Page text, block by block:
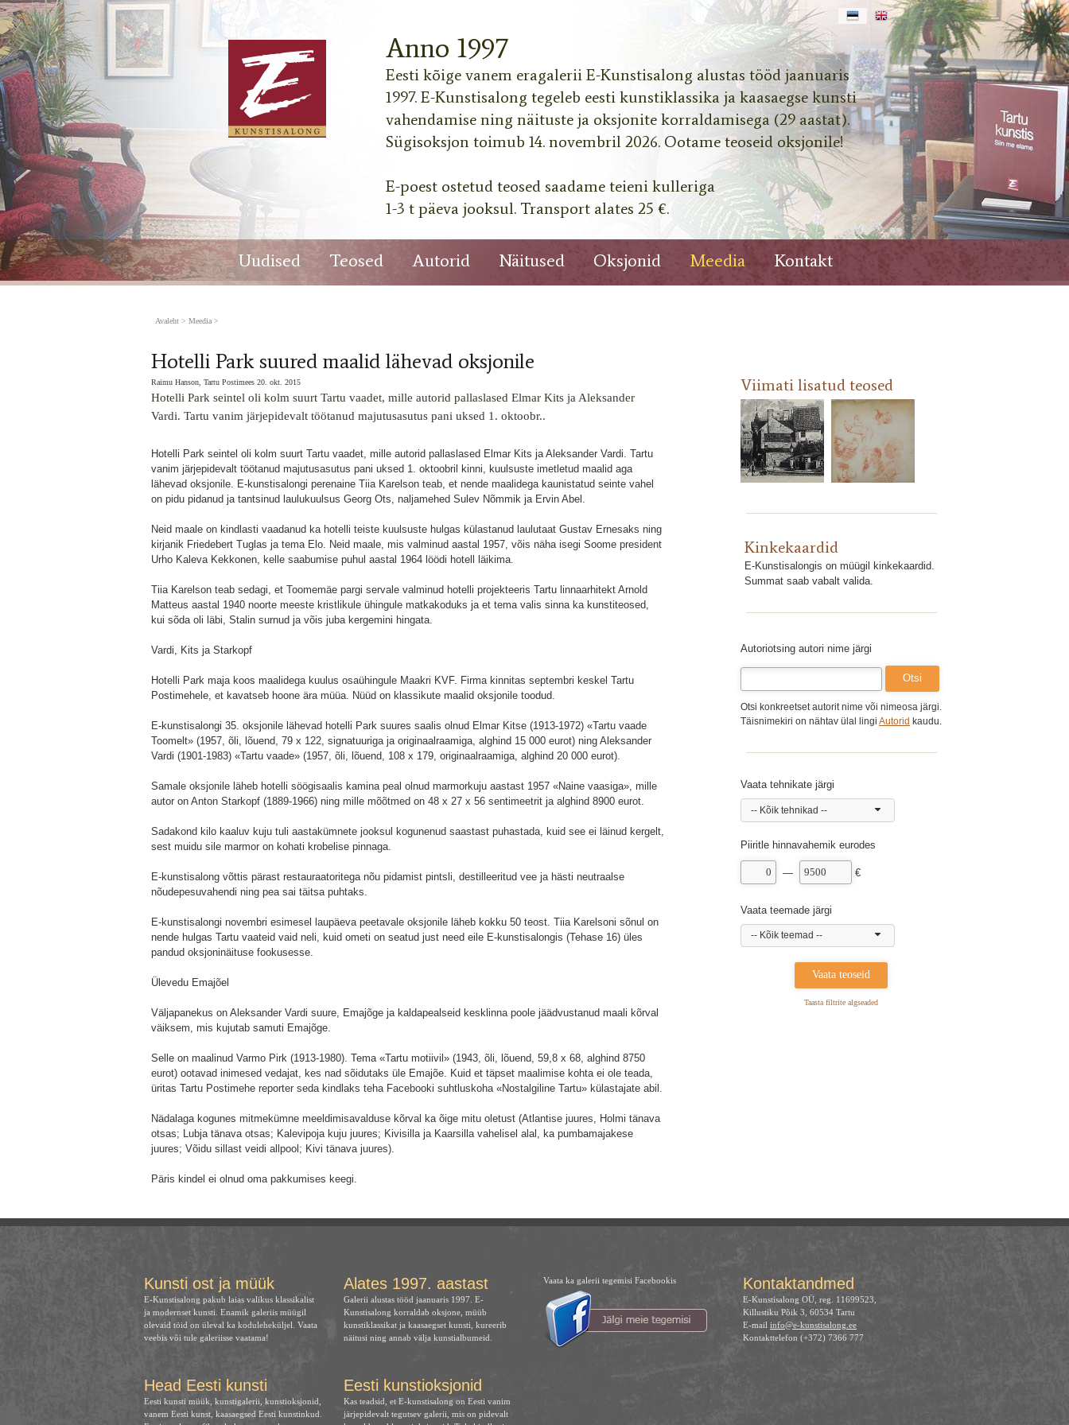
Hotelli Park suured maalid
Hotelli Park seintel oli kolm suurt Tartu vaadet, mille autorid
pallaslased Elmar Kits ja Aleksander Vardi. Tartu vanim
järjepidevalt töötanud majutusasutus pani uksed 1. oktoobr. .
Päris kindel ei olnud oma pakkumises keegi
Hotelli Park suured
maalid lähevad oksjonile
Anno 1997
Eesti kõige vanem eragalerii E-Kunstisalong alustas tööd jaanuaris
1997. E-Kunstisalong tegeleb eesti kunstiklassika ja kaasaegse kunsti
vahendamise ning näituste ja oksjonite korraldamisega (29 aastat).
Sügisoksjon toimub 14. novembril 2026. Ootame teoseid oksjonile!
E-poest ostetud teosed saadame teieni kulleriga
1-3 t päeva jooksul. Transport alates 25 €.
Uudised Teosed Autorid Näitused Oksjonid Meedia Kontakt
Avaleht > Meedia >
Hotelli Park suured maalid lähevad oksjonile
Raimu Hanson, Tartu Postimees 20. okt. 2015
Hotelli Park seintel oli kolm suurt Tartu vaadet, mille autorid pallaslased Elmar Kits ja Aleksander
Vardi. Tartu vanim järjepidevalt töötanud majutusasutus pani uksed 1. oktoobr..
Hotelli Park seintel oli kolm suurt Tartu vaadet, mille autorid pallaslased Elmar Kits ja Aleksander Vardi. Tartu
vanim järjepidevalt töötanud majutusasutus pani uksed 1. oktoobril kinni, kuulsuste imetletud maalid aga
lähevad oksjonile. E-kunstisalongi perenaine Tiia Karelson teab, et nende maalidega kaunistatud seinte vahel
on pidu pidanud ja tantsinud laulukuulsus Georg Ots, naljamehed Sulev Nõmmik ja Ervin Abel.
Neid maale on kindlasti vaadanud ka hotelli teiste kuulsuste hulgas külastanud laulutaat Gustav Ernesaks ning
kirjanik Friedebert Tuglas ja tema Elo. Neid maale, mis valminud aastal 1957, võis näha isegi Soome president
Urho Kaleva Kekkonen, kelle saabumise puhul aastal 1964 löödi hotell läikima.
Tiia Karelson teab sedagi, et Toomemäe pargi servale valminud hotelli projekteeris Tartu linnaarhitekt Arnold
Matteus aastal 1940 noorte meeste kristlikule ühingule matkakoduks ja et tema valis sinna ka kunstiteosed,
kui sõda oli läbi, Stalin surnud ja võis juba kergemini hingata.
Vardi, Kits ja Starkopf
Hotelli Park maja koos maalidega kuulus osaühingule Maakri KVF. Firma kinnitas septembri keskel Tartu
Postimehele, et kavatseb hoone ära müüa. Nüüd on klassikute maalid oksjonile toodud.
E-kunstisalongi 35. oksjonile lähevad hotelli Park suures saalis olnud Elmar Kitse (1913-1972) «Tartu vaade
Toomelt» (1957, õli, lõuend, 79 x 122, signatuuriga ja originaalraamiga, alghind 15 000 eurot) ning Aleksander
Vardi (1901-1983) «Tartu vaade» (1957, õli, lõuend, 108 x 179, originaalraamiga, alghind 20 000 eurot).
Samale oksjonile läheb hotelli söögisaalis kamina peal olnud marmorkuju aastast 1957 «Naine vaasiga», mille
autor on Anton Starkopf (1889-1966) ning mille mõõtmed on 48 x 27 x 56 sentimeetrit ja alghind 8900 eurot.
Sadakond kilo kaaluv kuju tuli aastakümnete jooksul kogunenud saastast puhastada, kuid see ei läinud kergelt,
sest muidu sile marmor on kohati krobelise pinnaga.
E-kunstisalong võttis pärast restauraatoritega nõu pidamist pintsli, destilleeritud vee ja hästi neutraalse
nõudepesuvahendi ning pea sai täitsa puhtaks.
E-kunstisalongi novembri esimesel laupäeva peetavale oksjonile läheb kokku 50 teost. Tiia Karelsoni sõnul on
nende hulgas Tartu vaateid vaid neli, kuid ometi on seatud just need eile E-kunstisalongis (Tehase 16) üles
pandud oksjoninäituse fookusesse.
Ülevedu Emajõel
Väljapanekus on Aleksander Vardi suure, Emajõge ja kaldapealseid kesklinna poole jäädvustanud maali kõrval
väiksem, mis kujutab samuti Emajõge.
Selle on maalinud Varmo Pirk (1913-1980). Tema «Tartu motiivil» (1943, õli, lõuend, 59,8 x 68, alghind 8750
eurot) ootavad inimesed vedajat, kes nad sõidutaks üle Emajõe. Kuid et täpset maalimise kohta ei ole teada,
üritas Tartu Postimehe reporter seda kindlaks teha Facebooki suhtluskoha «Nostalgiline Tartu» külastajate abil.
Nädalaga kogunes mitmekümne meeldimisavalduse kõrval ka õige mitu oletust (Atlantise juures, Holmi tänava
otsas; Lubja tänava otsas; Kalevipoja kuju juures; Kivisilla ja Kaarsilla vahelisel alal, ka pumbamajakese
juures; Võidu sillast veidi allpool; Kivi tänava juures).
Päris kindel ei olnud oma pakkumises keegi.
Viimati lisatud teosed
Kinkekaardid
E-Kunstisalongis on müügil kinkekaardid.
Summat saab vabalt valida.
Autoriotsing autori nime järgi
Otsi konkreetset autorit nime või nimeosa järgi.
Täisnimekiri on nähtav ülal lingi Autorid kaudu.
Vaata tehnikate järgi
-- Kõik tehnikad --
Piiritle hinnavahemik eurodes
— €
Vaata teemade järgi
-- Kõik teemad --
Taasta filtrite algseaded
Kunsti ost ja müük
E-Kunstisalong pakub laias valikus klassikalist
ja modernset kunsti. Enamik galeriis müügil
olevaid töid on üleval ka koduleheküljel. Vaata
veebis või tule galeriisse vaatama!
Head Eesti kunsti
Eesti kunsti müük, kunstigalerii, kunstioksjonid,
vanem Eesti kunst, kaasaegsed Eesti kunstinkud.
Alates 1997. aastast
Galerii alustas tööd jaanuaris 1997. E-
Kunstisalong korraldab oksjone, müüb
kunstiklassikat ja kaasaegset kunsti, kureerib
näitusi ning annab välja kunstialbumeid.
Eesti kunstioksjonid
Kas teadsid, et E-kunstisalong on Eesti vanim
järjepidevalt tegutsev galerii, mis on pidevalt
Vaata ka galerii tegemisi Facebookis Kontaktandmed
E-Kunstisalong OÜ, reg. 11699523,
Killustiku Põik 3, 60534 Tartu
E-mail info@e-kunstisalong.ee
Kontakttelefon (+372) 7366 777